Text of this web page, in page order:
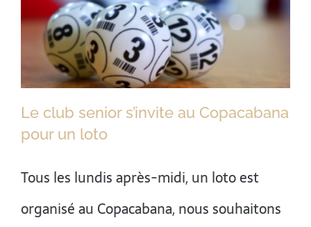
Le club senior s’invite au
Copacabana pour un loto
Le club senior s’invite au Copacabana
pour un loto
Tous les lundis après-midi, un loto est
organisé au Copacabana, nous souhaitons